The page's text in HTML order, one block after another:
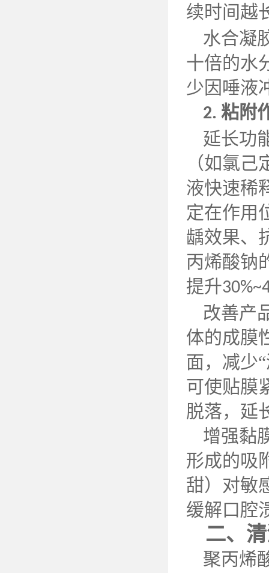
续时间越
水合凝
十倍的水
少因唾液
2. 粘附
延长功
（如氯
液快速稀
定在作用
龋效果、
丙烯酸钠
提升
改善产
体的成膜
面，减少
可使贴膜
脱落，延
增强黏
形成的吸
甜）对敏
缓解口腔
二、
聚丙烯